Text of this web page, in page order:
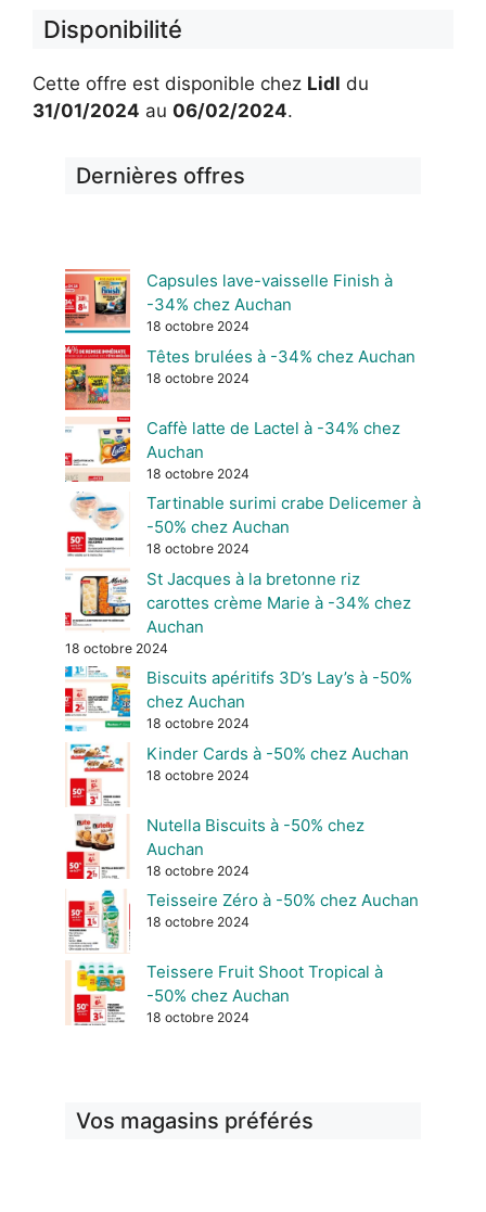
Disponibilité
Cette offre est disponible chez Lidl du
31/01/2024 au 06/02/2024.
Dernières offres
Capsules lave-vaisselle Finish à
-34% chez Auchan
18 octobre 2024
Têtes brulées à -34% chez Auchan
18 octobre 2024
Caffè latte de Lactel à -34% chez
Auchan
18 octobre 2024
Tartinable surimi crabe Delicemer à
-50% chez Auchan
18 octobre 2024
St Jacques à la bretonne riz
carottes crème Marie à -34% chez
Auchan
18 octobre 2024
Biscuits apéritifs 3D’s Lay’s à -50%
chez Auchan
18 octobre 2024
Kinder Cards à -50% chez Auchan
18 octobre 2024
Nutella Biscuits à -50% chez
Auchan
18 octobre 2024
Teisseire Zéro à -50% chez Auchan
18 octobre 2024
Teissere Fruit Shoot Tropical à
-50% chez Auchan
18 octobre 2024
Vos magasins préférés